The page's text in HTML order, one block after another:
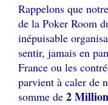
Rappelons que
de la Poker Room
inépuisable
sentir, jamais en
France ou les
parvient à caler de
somme de 2